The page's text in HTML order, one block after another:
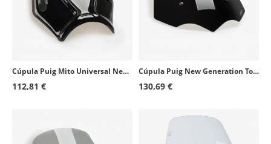
Cúpula Puig Mito Universal Negro 20702N
112,81 €
Cúpula Puig New Generation Touring Triumph Rocket 3R (20-24), Rocket III Storm GT/R (20-25) Negro 20283N
130,69 €